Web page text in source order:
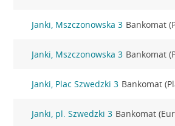
Janki, Mszczonowska 3 Bankomat
Janki, Mszczonowska 3 Bankomat
Janki, Plac Szwedzki 3 Bankomat
Janki, pl. Szwedzki 3 Bankomat